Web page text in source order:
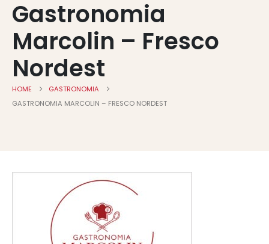
Gastronomia
Marcolin – Fresco
Nordest
HOME
GASTRONOMIA
GASTRONOMIA MARCOLIN – FRESCO NORDEST